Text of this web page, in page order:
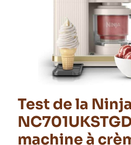
Test de la
machine à